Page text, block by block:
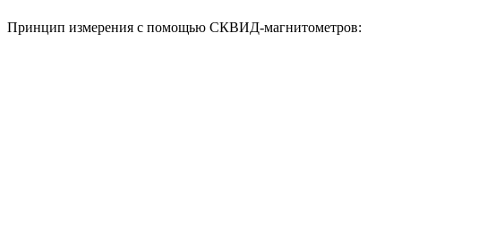
Принцип измерения с помощью СКВИД-магнитометров: